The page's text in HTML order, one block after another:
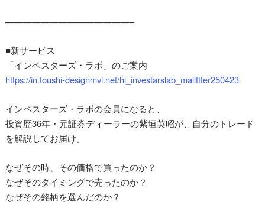
——————————————–
■新サービス
「インベスターズ・ラボ」のご案内
https://in.toushi-designmvl.net/hl_investarslab_mailftter250423
インベスターズ・ラボの会員になると、
投資歴36年・元証券ディーラーの紫垣英昭が、自分のトレード
を解説してお届け。
なぜその時、その価格で買ったのか？
なぜそのタイミングで売ったのか？
なぜその銘柄を選んだのか？